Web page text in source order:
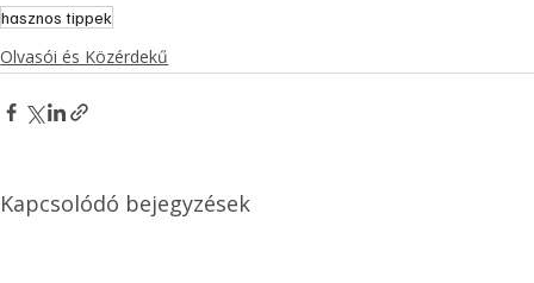
hasznos tippek
Olvasói és Közérdekű
Kapcsolódó bejegyzések